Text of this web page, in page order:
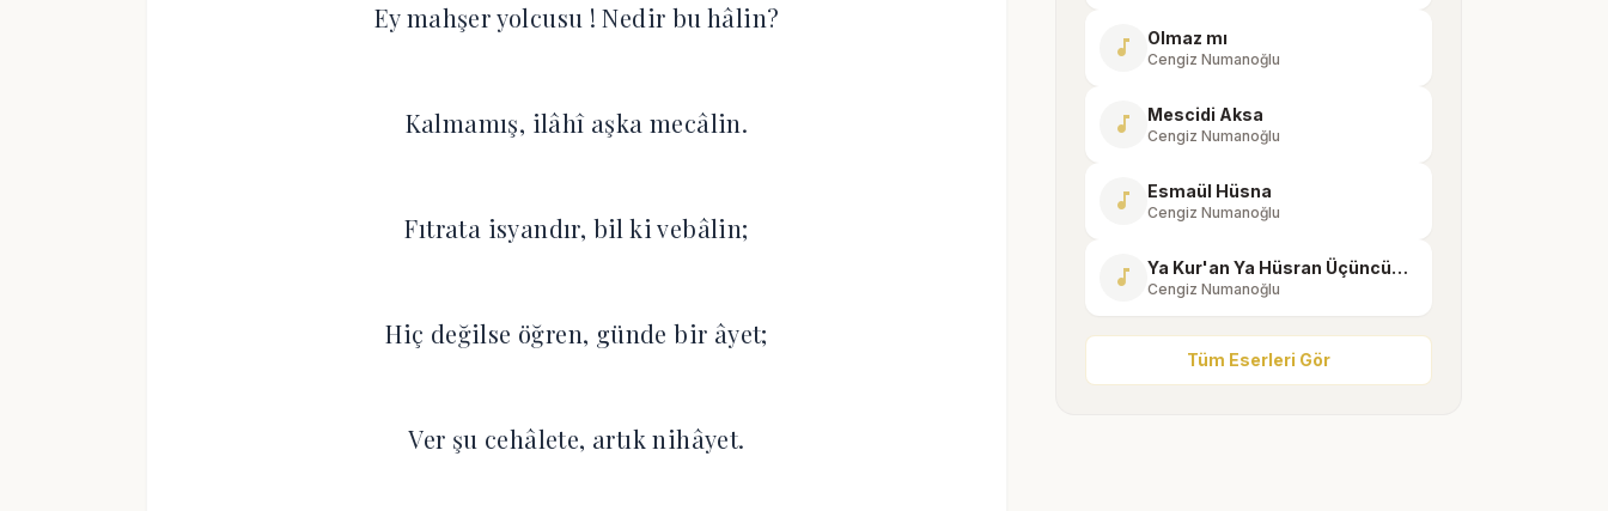
Ey mahşer yolcusu ! Nedir bu hâlin?
Kalmamış, ilâhî aşka mecâlin.
Fıtrata isyandır, bil ki vebâlin;
Hiç değilse öğren, günde bir âyet;
Ver şu cehâlete, artık nihâyet.
music_note Olmaz mı
Cengiz Numanoğlu
music_note Mescidi Aksa
Cengiz Numanoğlu
music_note Esmaül Hüsna
Cengiz Numanoğlu
music_note Ya Kur'an Ya Hüsran Üçüncüsü Yok
Cengiz Numanoğlu
Tüm Eserleri Gör